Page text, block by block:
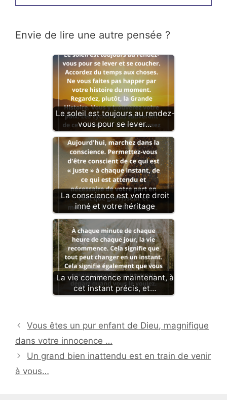
Envie de lire une autre pensée ?
Le soleil est toujours au rendez-
vous pour se lever…
La conscience est votre droit
inné et votre héritage
La vie commence maintenant, à
cet instant précis, et…
Vous êtes un pur enfant de Dieu, magnifique
dans votre innocence …
Un grand bien inattendu est en train de venir
à vous…